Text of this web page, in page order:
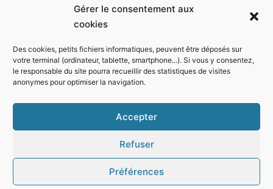
Gérer le consentement aux
cookies
Des cookies, petits fichiers informatiques, peuvent être déposés sur
votre terminal (ordinateur, tablette, smartphone...). Si vous y consentez,
le responsable du site pourra recueillir des statistiques de visites
anonymes pour optimiser la navigation.
Accepter
Refuser
Préférences
Horaires d'ouverture de la mairie
Mode sombre :